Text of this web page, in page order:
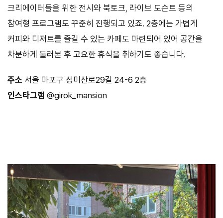
크리에이터들을 위한 전시와 북토크, 라이브 도슨트 등의
참여형 프로그램도 꾸준히 진행되고 있죠. 2층에는 가볍게
커피와 디저트를 즐길 수 있는 카페도 마련되어 있어 공간을
차분하게 둘러본 후 고요한 휴식을 취하기도 좋습니다.
주소 서울 마포구 성미산로29길 24-6 2층
인스타그램 @girok_mansion